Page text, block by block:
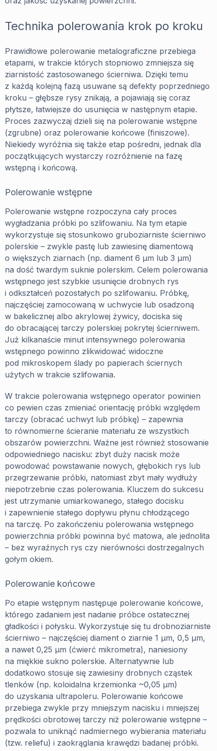
Technika polerowania krok po kroku
Prawidłowe polerowanie metalograficzne przebiega
etapami, w trakcie których stopniowo zmniejsza się
ziarnistość zastosowanego ścierniwa. Dzięki temu
z każdą kolejną fazą usuwane są defekty poprzedniego
kroku – głębsze rysy znikają, a pojawiają się coraz
płytsze, łatwiejsze do usunięcia w następnym etapie.
Proces zazwyczaj dzieli się na polerowanie wstępne
(zgrubne) oraz polerowanie końcowe (finiszowe).
Niekiedy wyróżnia się także etap pośredni, jednak dla
początkujących wystarczy rozróżnienie na fazę
wstępną i końcową.
Polerowanie wstępne
Polerowanie wstępne rozpoczyna cały proces
wygładzania próbki po szlifowaniu. Na tym etapie
wykorzystuje się stosunkowo gruboziarniste ścierniwo
polerskie – zwykle pastę lub zawiesinę diamentową
o większych ziarnach (np. diament 6 µm lub 3 µm)
na dość twardym suknie polerskim. Celem polerowania
wstępnego jest szybkie usunięcie drobnych rys
i odkształceń pozostałych po szlifowaniu. Próbkę,
najczęściej zamocowaną w uchwycie lub osadzoną
w bakelicznej albo akrylowej żywicy, dociska się
do obracającej tarczy polerskiej pokrytej ścierniwem.
Już kilkanaście minut intensywnego polerowania
wstępnego powinno zlikwidować widoczne
pod mikroskopem ślady po papierach ściernych
użytych w trakcie szlifowania.
W trakcie polerowania wstępnego operator powinien
co pewien czas zmieniać orientację próbki względem
tarczy (obracać uchwyt lub próbkę) – zapewnia
to równomierne ścieranie materiału ze wszystkich
obszarów powierzchni. Ważne jest również stosowanie
odpowiedniego nacisku: zbyt duży nacisk może
powodować powstawanie nowych, głębokich rys lub
przegrzewanie próbki, natomiast zbyt mały wydłuży
niepotrzebnie czas polerowania. Kluczem do sukcesu
jest utrzymanie umiarkowanego, stałego docisku
i zapewnienie stałego dopływu płynu chłodzącego
na tarczę. Po zakończeniu polerowania wstępnego
powierzchnia próbki powinna być matowa, ale jednolita
– bez wyraźnych rys czy nierówności dostrzegalnych
gołym okiem.
Polerowanie końcowe
Po etapie wstępnym następuje polerowanie końcowe,
którego zadaniem jest nadanie próbce ostatecznej
gładkości i połysku. Wykorzystuje się tu drobnoziarniste
ścierniwo – najczęściej diament o ziarnie 1 µm, 0,5 µm,
a nawet 0,25 µm (ćwierć mikrometra), naniesiony
na miękkie sukno polerskie. Alternatywnie lub
dodatkowo stosuje się zawiesiny drobnych cząstek
tlenków (np. koloidalna krzemionka ~0,05 µm)
do uzyskania ultrapoleru. Polerowanie końcowe
przebiega zwykle przy mniejszym nacisku i mniejszej
prędkości obrotowej tarczy niż polerowanie wstępne –
pozwala to uniknąć nadmiernego wybierania materiału
(tzw. reliefu) i zaokrąglania krawędzi badanej próbki.